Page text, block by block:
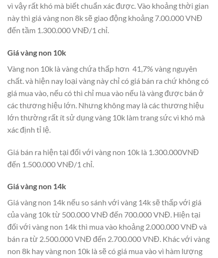
vì vậy rất khó mà biết chuẩn xác được. Vào khoảng thời gian
này thì giá vàng non 8k sẽ giao động khoảng 7.00.000 VNĐ
đến tầm 1.300.000 VNĐ/1 chỉ.
Giá vàng non 10k
Vàng non 10k là vàng chứa thấp hơn 41,7% vàng nguyên
chất. và hiện nay loại vàng này chỉ có giá bán ra chứ không có
giá mua vào, nếu có thì chỉ mua vào nếu là vàng được bán ở
các thương hiệu lớn. Nhưng không may là các thương hiệu
lớn thường rất ít sử dụng vàng 10k làm trang sức vì khó mà
xác định tỉ lệ.
Giá bán ra hiện tại đối với vàng non 10k là 1.300.000VNĐ
đến 1.500.000 VNĐ/1 chỉ.
Giá vàng non 14k
Giá vàng non 14k nếu so sánh với vàng 14k sẽ thấp với giá
của vàng 10k từ 500.000 VNĐ đến 700.000 VNĐ. Hiện tại
đối với vàng non 14k thì mua vào khoảng 2.000.000 VNĐ và
bán ra từ 2.500.000 VNĐ đến 2.700.000 VNĐ. Khác với vàng
non 8k hay vàng non 10k là sẽ có giá mua vào vì hàm lượng